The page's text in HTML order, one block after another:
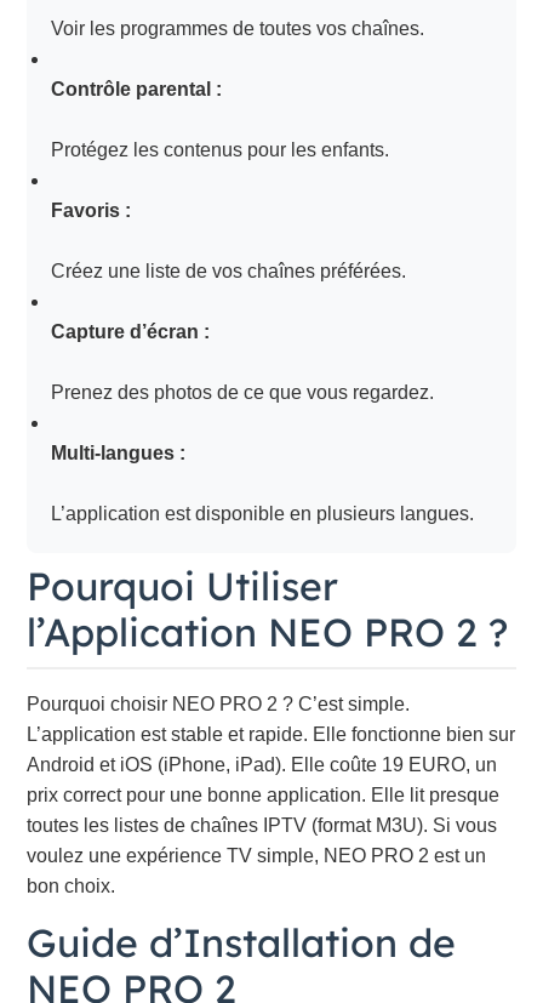
Voir les programmes de toutes vos chaînes.
Contrôle parental :
Protégez les contenus pour les enfants.
Favoris :
Créez une liste de vos chaînes préférées.
Capture d’écran :
Prenez des photos de ce que vous regardez.
Multi-langues :
L’application est disponible en plusieurs langues.
Pourquoi Utiliser
l’Application NEO PRO 2 ?
Pourquoi choisir NEO PRO 2 ? C’est simple.
L’application est stable et rapide. Elle fonctionne bien sur
Android et iOS (iPhone, iPad). Elle coûte 19 EURO, un
prix correct pour une bonne application. Elle lit presque
toutes les listes de chaînes IPTV (format M3U). Si vous
voulez une expérience TV simple, NEO PRO 2 est un
bon choix.
Guide d’Installation de
NEO PRO 2